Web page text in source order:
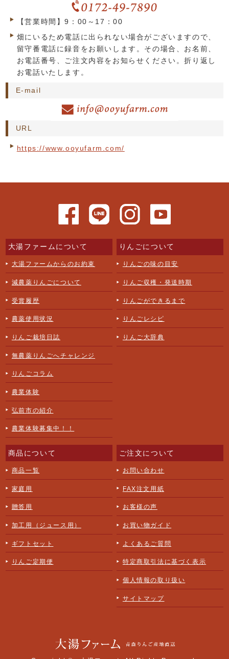
【営業時間】9：00～17：00
畑にいるため電話に出られない場合がございますので、
留守番電話に録音をお願いします。その場合、お名前、
お電話番号、ご注文内容をお知らせください。折り返し
お電話いたします。
E-mail
URL
https://www.ooyufarm.com/
大湯ファームについて
大湯ファームからのお約束
減農薬りんごについて
受賞履歴
農薬使用状況
りんご栽培日誌
無農薬りんごへチャレンジ
りんごコラム
農業体験
弘前市の紹介
農業体験募集中！！
りんごについて
りんごの味の目安
りんご収穫・発送時期
りんごができるまで
りんごレシピ
りんご大辞典
商品について
商品一覧
家庭用
贈答用
加工用（ジュース用）
ギフトセット
りんご定期便
ご注文について
お問い合わせ
FAX注文用紙
お客様の声
お買い物ガイド
よくあるご質問
特定商取引法に基づく表示
個人情報の取り扱い
サイトマップ